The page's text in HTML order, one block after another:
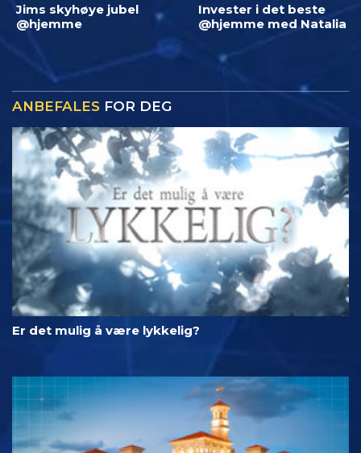
Jims skyhøye jubel
@hjemme
Invester i det beste
@hjemme med Natalia
ANBEFALES FOR DEG
Er det mulig å være lykkelig?